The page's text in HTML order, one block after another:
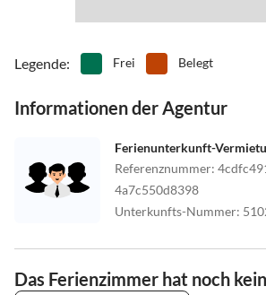
Legende: Frei Belegt
Informationen der Agentur
Ferienunterkunft-
Referenznummer:
4a7c550d8398
Unterkunfts-Nummer:
Das Ferienzimmer hat noch